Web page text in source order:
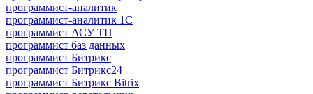
программист-аналитик
программист-аналитик 1С
программист АСУ ТП
программист баз данных
программист Битрикс
программист Битрикс24
программист Битрикс Bitrix